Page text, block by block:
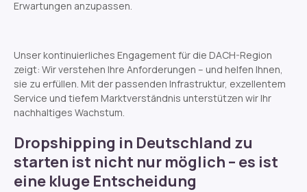
Erwartungen anzupassen.
Unser kontinuierliches Engagement für die DACH-Region
zeigt: Wir verstehen Ihre Anforderungen – und helfen Ihnen,
sie zu erfüllen. Mit der passenden Infrastruktur, exzellentem
Service und tiefem Marktverständnis unterstützen wir Ihr
nachhaltiges Wachstum.
Dropshipping in Deutschland zu
starten ist nicht nur möglich – es ist
eine kluge Entscheidung